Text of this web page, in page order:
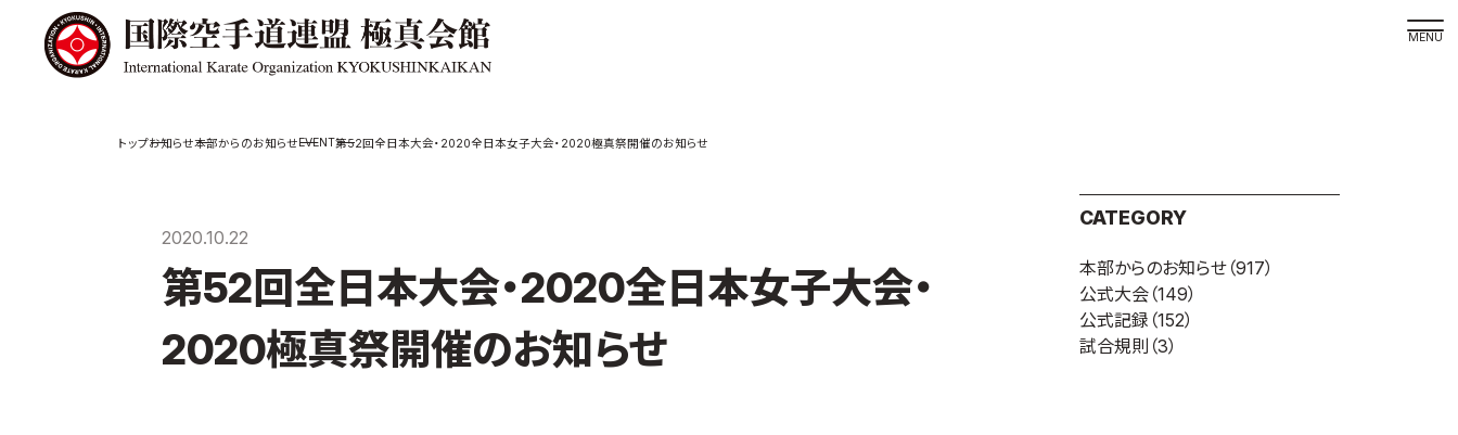
大山倍達総裁 紹
介
松井章奎館長 紹
介
極真の歴史
国際空手道連盟に
ついて
公式記録
入門のご案内
お知らせ本部からのお知らせEVENT第52回全日本大会・2020全日本女子大会・2020極真祭開催のお知らせ
2020.10.22
第52回全日本大会・2020全日本女子大会・
2020極真祭開催のお知らせ
CATEGORY
本部からのお知らせ （917）
公式大会 （149）
公式記録 （152）
試合規則 （3）